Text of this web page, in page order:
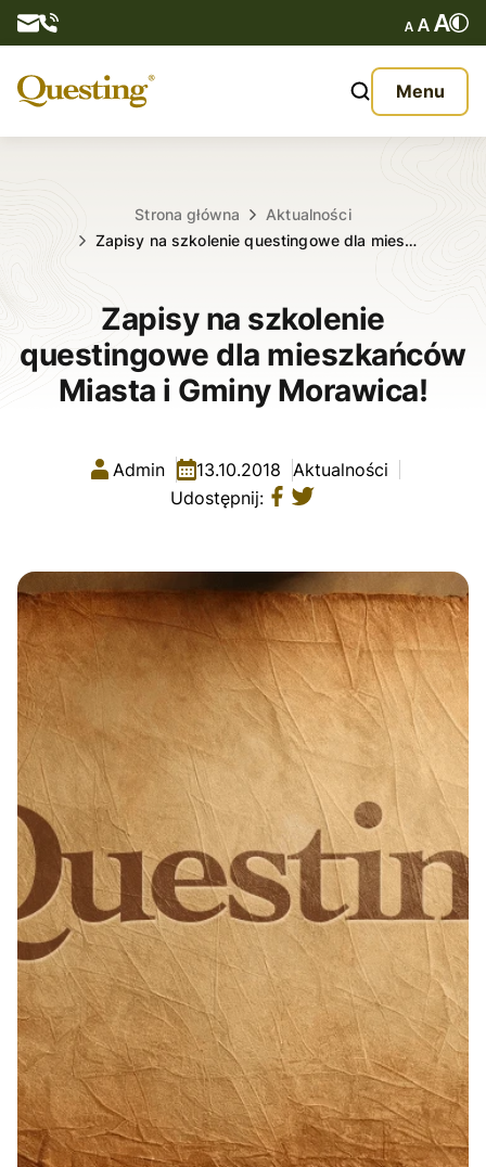
Menu
O nas
Kontakt
Strona główna
Aktualności
Zapisy na szkolenie questingowe dla mies…
Zapisy na szkolenie
questingowe dla mieszkańców
Miasta i Gminy Morawica!
Admin 13.10.2018 Aktualności
Udostępnij: